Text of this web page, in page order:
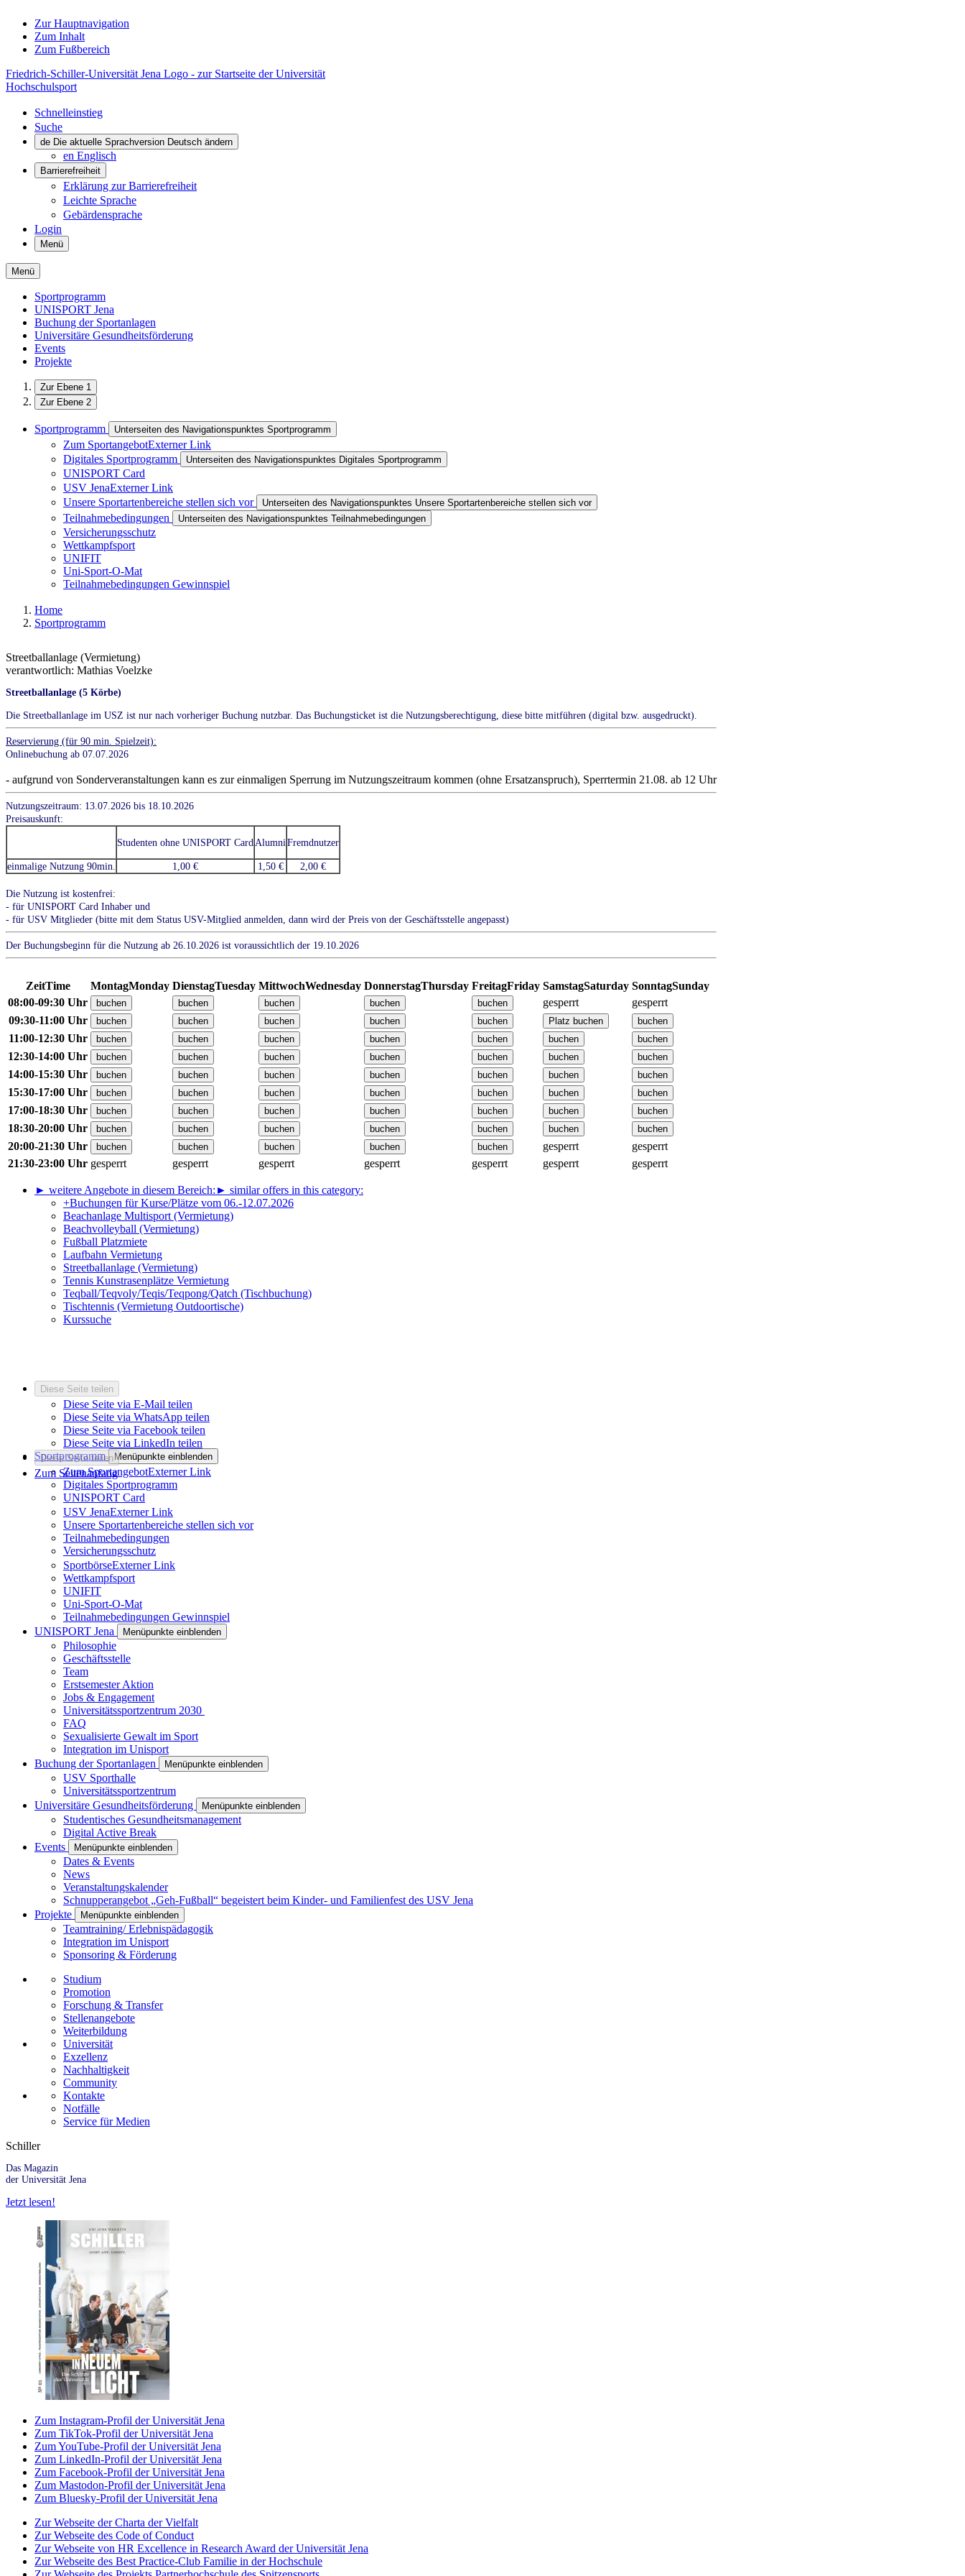
Zur Hauptnavigation
Zum Inhalt
Zum Fußbereich
Friedrich-Schiller-Universität Jena Logo - zur Startseite der Universität
Hochschulsport
Schnelleinstieg
Suche
de Die aktuelle Sprachversion Deutsch ändern
en Englisch
Barrierefreiheit
Erklärung zur Barrierefreiheit
Leichte Sprache
Gebärdensprache
Login
Menü
Menü
Sportprogramm
UNISPORT Jena
Buchung der Sportanlagen
Universitäre Gesundheitsförderung
Events
Projekte
Zur Ebene 1
Zur Ebene 2
Sportprogramm Unterseiten des Navigationspunktes Sportprogramm
Zum SportangebotExterner Link
Digitales Sportprogramm
Unterseiten des Navigationspunktes Digitales Sportprogramm
UNISPORT Card
USV JenaExterner Link
Unsere Sportartenbereiche stellen sich vor
Unterseiten des Navigationspunktes Unsere Sportartenbereiche stellen sich vor
Teilnahmebedingungen Unterseiten des Navigationspunktes Teilnahmebedingungen
Versicherungsschutz
Wettkampfsport
UNIFIT
Uni-Sport-O-Mat
Teilnahmebedingungen Gewinnspiel
Home
Sportprogramm
Streetballanlage (Vermietung)
verantwortlich: Mathias Voelzke
Streetballanlage (5 Körbe)
Die Streetballanlage im USZ ist nur nach vorheriger Buchung nutzbar. Das Buchungsticket ist die Nutzungsberechtigung, diese bitte mitführen (digital bzw. ausgedruckt).
Reservierung (für 90 min. Spielzeit):
Onlinebuchung ab 07.07.2026
- aufgrund von Sonderveranstaltungen kann es zur einmaligen Sperrung im Nutzungszeitraum kommen (ohne Ersatzanspruch), Sperrtermin 21.08. ab 12 Uhr
Nutzungszeitraum: 13.07.2026 bis 18.10.2026
Preisauskunft:
Studenten ohne UNISPORT CardAlumniFremdnutzer
einmalige Nutzung 90min. 1,00 € 1,50 € 2,00 €
Die Nutzung ist kostenfrei:
- für UNISPORT Card Inhaber und
- für USV Mitglieder (bitte mit dem Status USV-Mitglied anmelden, dann wird der Preis von der Geschäftsstelle angepasst)
Der Buchungsbeginn für die Nutzung ab 26.10.2026 ist voraussichtlich der 19.10.2026
ZeitTime MontagMonday DienstagTuesday MittwochWednesday DonnerstagThursday FreitagFriday SamstagSaturday SonntagSunday
08:00-09:30 Uhr
gesperrt
gesperrt
09:30-11:00 Uhr
11:00-12:30 Uhr
12:30-14:00 Uhr
14:00-15:30 Uhr
15:30-17:00 Uhr
17:00-18:30 Uhr
18:30-20:00 Uhr
20:00-21:30 Uhr
gesperrt
gesperrt
21:30-23:00 Uhr gesperrt gesperrt gesperrt gesperrt gesperrt gesperrt gesperrt
► weitere Angebote in diesem Bereich: ► similar offers in this category:
+Buchungen für Kurse/Plätze vom 06.-12.07.2026
Beachanlage Multisport (Vermietung)
Beachvolleyball (Vermietung)
Fußball Platzmiete
Laufbahn Vermietung
Streetballanlage (Vermietung)
Tennis Kunstrasenplätze Vermietung
Teqball/Teqvoly/Teqis/Teqpong/Qatch (Tischbuchung)
Tischtennis (Vermietung Outdoortische)
Kurssuche
Diese Seite teilen
Diese Seite via E-Mail teilen
Diese Seite via WhatsApp teilen
Diese Seite via Facebook teilen
Diese Seite via LinkedIn teilen
Diese Seite teilen
Zum Seitenanfang
Sportprogramm Menüpunkte einblenden
Zum SportangebotExterner Link
Digitales Sportprogramm
UNISPORT Card
USV JenaExterner Link
Unsere Sportartenbereiche stellen sich vor
Teilnahmebedingungen
Versicherungsschutz
SportbörseExterner Link
Wettkampfsport
UNIFIT
Uni-Sport-O-Mat
Teilnahmebedingungen Gewinnspiel
UNISPORT Jena
Menüpunkte einblenden
Philosophie
Geschäftsstelle
Team
Erstsemester Aktion
Jobs & Engagement
Universitätssportzentrum 2030
FAQ
Sexualisierte Gewalt im Sport
Integration im Unisport
Buchung der Sportanlagen
Menüpunkte einblenden
USV Sporthalle
Universitätssportzentrum
Universitäre Gesundheitsförderung
Menüpunkte einblenden
Studentisches Gesundheitsmanagement
Digital Active Break
Events
Menüpunkte einblenden
Dates & Events
News
Veranstaltungskalender
Schnupperangebot „Geh-Fußball“ begeistert beim Kinder- und Familienfest des USV Jena
Projekte
Menüpunkte einblenden
Teamtraining/ Erlebnispädagogik
Integration im Unisport
Sponsoring & Förderung
Studium
Promotion
Forschung & Transfer
Stellenangebote
Weiterbildung
Universität
Exzellenz
Nachhaltigkeit
Community
Kontakte
Notfälle
Service für Medien
Schiller
Das Magazin
der Universität Jena
Jetzt lesen!
Zum Instagram-Profil der Universität Jena
Zum TikTok-Profil der Universität Jena
Zum YouTube-Profil der Universität Jena
Zum LinkedIn-Profil der Universität Jena
Zum Facebook-Profil der Universität Jena
Zum Mastodon-Profil der Universität Jena
Zum Bluesky-Profil der Universität Jena
Zur Webseite der Charta der Vielfalt
Zur Webseite des Code of Conduct
Zur Webseite von HR Excellence in Research Award der Universität Jena
Zur Webseite des Best Practice-Club Familie in der Hochschule